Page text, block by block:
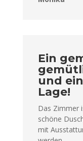
Ein
und
Lage!
Das Zimmer
schöne
mit